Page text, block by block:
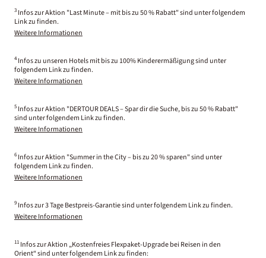
3 Infos zur Aktion "Last Minute – mit bis zu 50 % Rabatt" sind unter folgendem
Link zu finden.
Weitere Informationen
4 Infos zu unseren Hotels mit bis zu 100% Kinderermäßigung sind unter
folgendem Link zu finden.
Weitere Informationen
5 Infos zur Aktion "DERTOUR DEALS – Spar dir die Suche, bis zu 50 % Rabatt"
sind unter folgendem Link zu finden.
Weitere Informationen
6 Infos zur Aktion "Summer in the City – bis zu 20 % sparen" sind unter
folgendem Link zu finden.
Weitere Informationen
9 Infos zur 3 Tage Bestpreis-Garantie sind unter folgendem Link zu finden.
Weitere Informationen
11 Infos zur Aktion „Kostenfreies Flexpaket-Upgrade bei Reisen in den
Orient“ sind unter folgendem Link zu finden: